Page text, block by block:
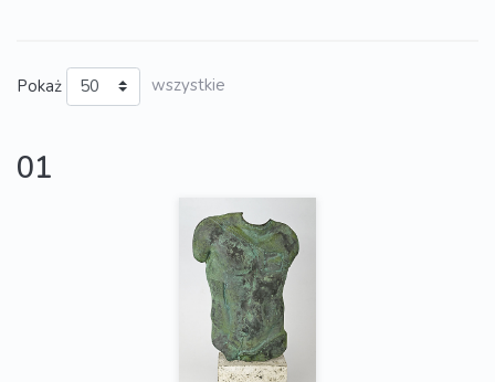
Pokaż wszystkie
01